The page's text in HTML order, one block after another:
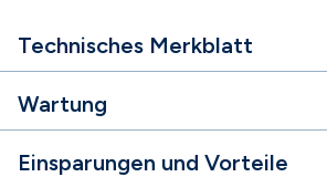
Technisches Merkblatt
Wartung
Einsparungen und Vorteile